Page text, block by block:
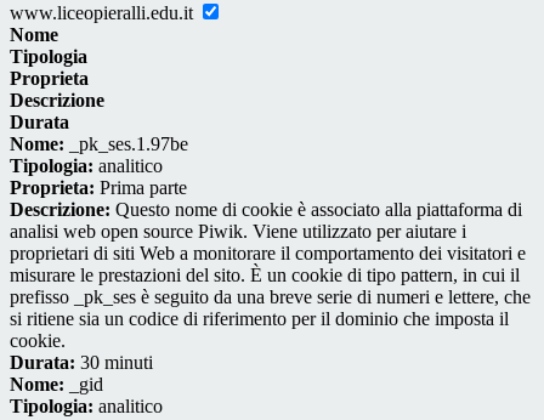
www.liceopieralli.edu.it
Nome
Tipologia
Proprieta
Descrizione
Durata
Nome: _pk_ses.1.97be
Tipologia: analitico
Proprieta: Prima parte
Descrizione: Questo nome di cookie è associato alla piattaforma di
analisi web open source Piwik. Viene utilizzato per aiutare i
proprietari di siti Web a monitorare il comportamento dei visitatori e
misurare le prestazioni del sito. È un cookie di tipo pattern, in cui il
prefisso _pk_ses è seguito da una breve serie di numeri e lettere, che
si ritiene sia un codice di riferimento per il dominio che imposta il
cookie.
Durata: 30 minuti
Nome: _gid
Tipologia: analitico